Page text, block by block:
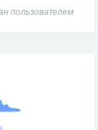
пользователем